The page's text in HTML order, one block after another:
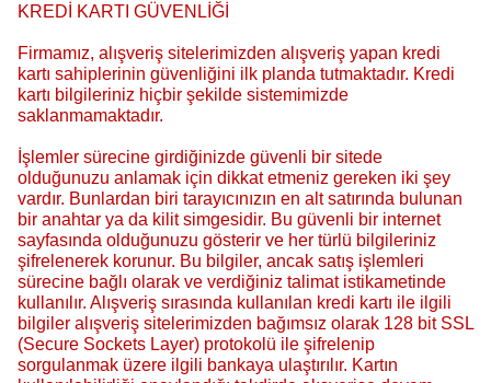
KREDİ KARTI GÜVENLİĞİ
Firmamız, alışveriş sitelerimizden alışveriş yapan kredi
kartı sahiplerinin güvenliğini ilk planda tutmaktadır. Kredi
kartı bilgileriniz hiçbir şekilde sistemimizde
saklanmamaktadır.
İşlemler sürecine girdiğinizde güvenli bir sitede
olduğunuzu anlamak için dikkat etmeniz gereken iki şey
vardır. Bunlardan biri tarayıcınızın en alt satırında bulunan
bir anahtar ya da kilit simgesidir. Bu güvenli bir internet
sayfasında olduğunuzu gösterir ve her türlü bilgileriniz
şifrelenerek korunur. Bu bilgiler, ancak satış işlemleri
sürecine bağlı olarak ve verdiğiniz talimat istikametinde
kullanılır. Alışveriş sırasında kullanılan kredi kartı ile ilgili
bilgiler alışveriş sitelerimizden bağımsız olarak 128 bit SSL
(Secure Sockets Layer) protokolü ile şifrelenip
sorgulanmak üzere ilgili bankaya ulaştırılır. Kartın